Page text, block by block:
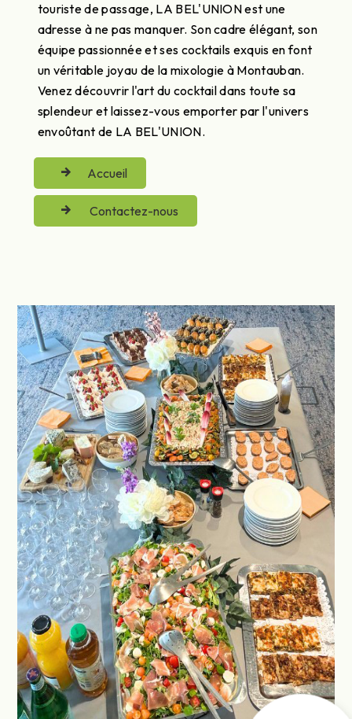
touriste de passage, LA BEL'UNION est une
adresse à ne pas manquer. Son cadre élégant, son
équipe passionnée et ses cocktails exquis en font
un véritable joyau de la mixologie à Montauban.
Venez découvrir l'art du cocktail dans toute sa
splendeur et laissez-vous emporter par l'univers
envoûtant de LA BEL'UNION.
Accueil
Contactez-nous